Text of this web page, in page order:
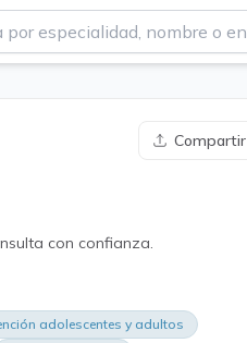
Compartir
con confianza.
adolescentes y adultos